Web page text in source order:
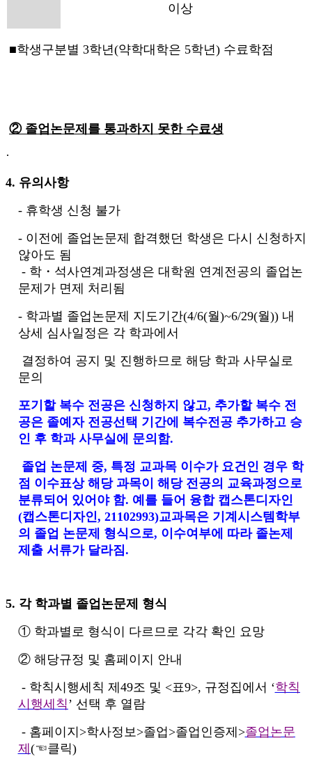
이상
■학생구분별 3학년(약학대학은 5학년) 수료학점
② 졸업논문제를 통과하지 못한 수료생
·
4. 유의사항
- 휴학생 신청 불가
- 이전에 졸업논문제 합격했던 학생은 다시 신청하지
않아도 됨
- 학・석사연계과정생은 대학원 연계전공의 졸업논
문제가 면제 처리됨
- 학과별 졸업논문제 지도기간(4/6(월)~6/29(월)) 내
상세 심사일정은 각 학과에서
결정하여 공지 및 진행하므로 해당 학과 사무실로
문의
포기할 복수 전공은 신청하지 않고, 추가할 복수 전
공은 졸예자 전공선택 기간에 복수전공 추가하고 승
인 후 학과 사무실에 문의함.
졸업 논문제 중, 특정 교과목 이수가 요건인 경우 학
점 이수표상 해당 과목이 해당 전공의 교육과정으로
분류되어 있어야 함. 예를 들어 융합 캡스톤디자인
(캡스톤디자인, 21102993)교과목은 기계시스템학부
의 졸업 논문제 형식으로, 이수여부에 따라 졸논제
제출 서류가 달라짐.
5. 각 학과별 졸업논문제 형식
① 학과별로 형식이 다르므로 각각 확인 요망
② 해당규정 및 홈페이지 안내
- 학칙시행세칙 제49조 및 <표9>, 규정집에서 ‘학칙
시행세칙’ 선택 후 열람
- 홈페이지>학사정보>졸업>졸업인증제>졸업논문
제 (☜클릭)